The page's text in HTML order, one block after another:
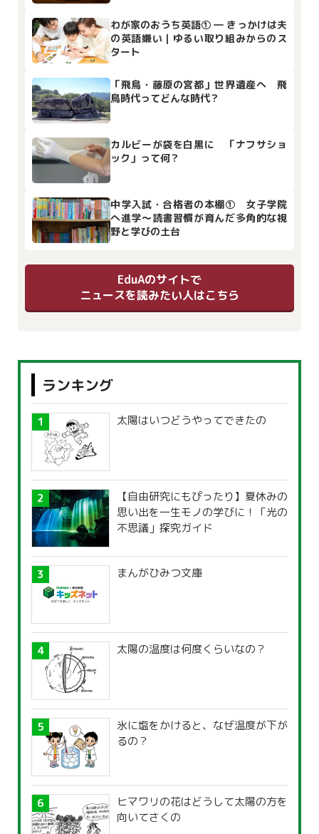
わが家のおうち英語① ― きっかけは夫
の英語嫌い｜ゆるい取り組みからのス
タート
「飛鳥・藤原の宮都」世界遺産へ 飛
鳥時代ってどんな時代？
カルビーが袋を白黒に 「ナフサショ
ック」って何？
中学入試・合格者の本棚① 女子学院
へ進学～読書習慣が育んだ多角的な視
野と学びの土台
EduAのサイトで
ニュースを読みたい人はこちら
ランキング
太陽はいつどうやってできたの
【自由研究にもぴったり】夏休みの
思い出を一生モノの学びに！「光の
不思議」探究ガイド
まんがひみつ文庫
太陽の温度は何度くらいなの？
氷に塩をかけると、なぜ温度が下が
るの？
ヒマワリの花はどうして太陽の方を
向いてさくの